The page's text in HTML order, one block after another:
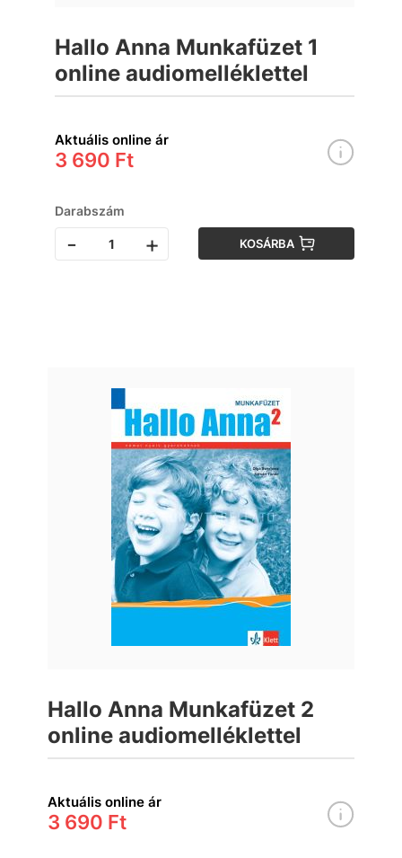
Hallo Anna Munkafüzet 1
online audiomelléklettel
Aktuális online ár
3 690 Ft
Darabszám
- + KOSÁRBA
Hallo Anna Munkafüzet 2
online audiomelléklettel
Aktuális online ár
3 690 Ft